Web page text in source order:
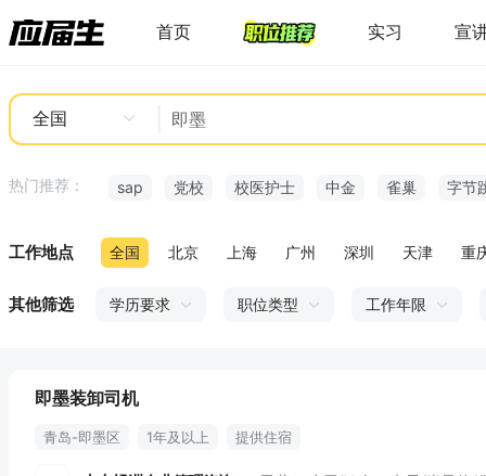
首页 实习 宣
全国
热门推荐： sap 党校 校医护士 中金 雀巢 字节
工作地点 全国 北京 上海 广州 深圳 天津 重
其他筛选 学历要求 职位类型 工作年限
即墨装卸司机
青岛-即墨区 1年及以上 提供住宿